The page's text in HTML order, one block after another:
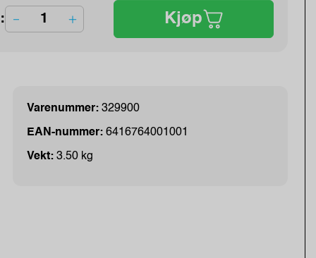
Kjøp
Varenummer:329900
EAN-nummer:6416764001001
Vekt:3.50 kg